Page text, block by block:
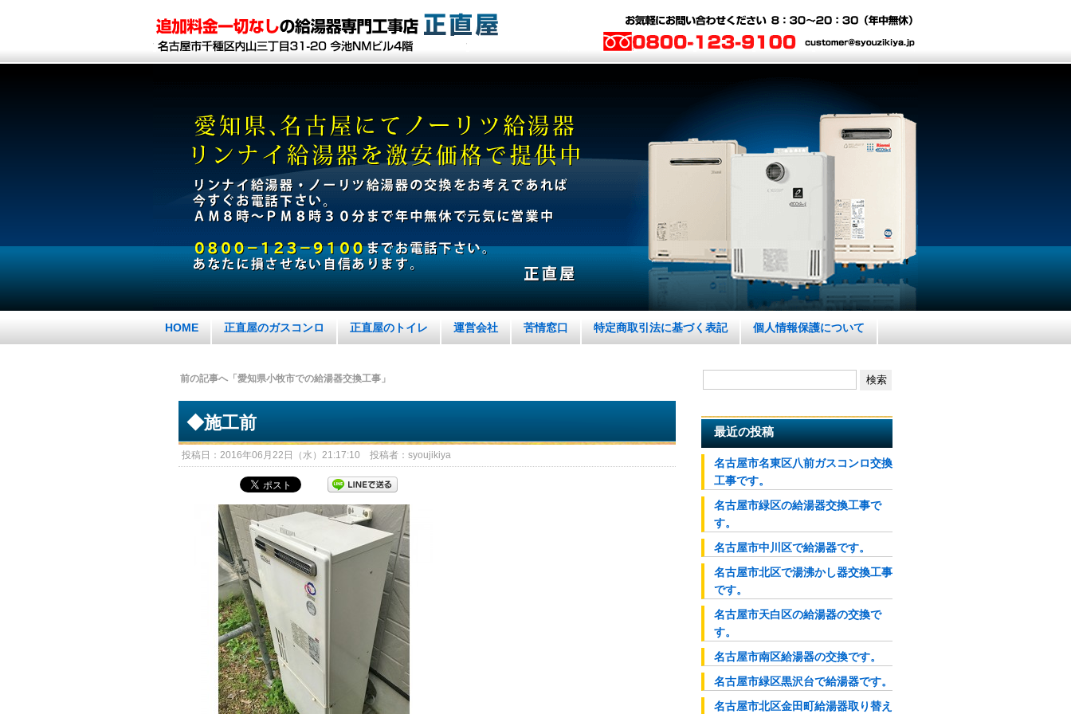
HOME 正直屋のガスコンロ 正直屋のトイレ 運営会社 苦情窓口 特定商取引法に基づく表記 個人情報保護について
前の記事へ「愛知県小牧市での給湯器交換工事」
◆施工前
投稿日：2016年06月22日（水）21:17:10 投稿者：syoujikiya
最近の投稿
名古屋市名東区八前ガスコンロ交換
工事です。
名古屋市緑区の給湯器交換工事で
す。
名古屋市中川区で給湯器です。
名古屋市北区で湯沸かし器交換工事
です。
名古屋市天白区の給湯器の交換で
す。
名古屋市南区給湯器の交換です。
名古屋市緑区黒沢台で給湯器です。
名古屋市北区金田町給湯器取り替え